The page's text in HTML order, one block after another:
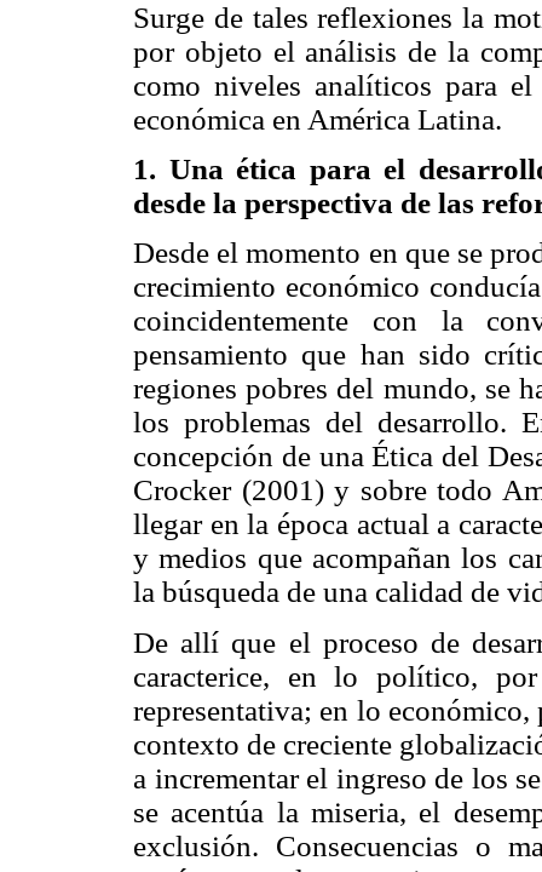
Surge de tales reflexiones la
por objeto el análisis de la
como niveles analíticos para
económica en América Latina.
1. Una ética para el
desde la perspectiva de las
Desde el momento en que se
crecimiento económico
coincidentemente con la
pensamiento que han sido
regiones pobres del mundo, se
los problemas del desarrollo.
concepción de una Ética del
Crocker (2001) y sobre todo
llegar en la época actual a
y medios que acompañan los
la búsqueda de una calidad de
De allí que el proceso de
caracterice, en lo político,
representativa; en lo
contexto de creciente
a incrementar el ingreso de los
se acentúa la miseria, el
exclusión. Consecuencias o